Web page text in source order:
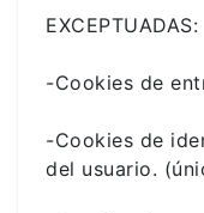
EXCEPTUADAS:
-Cookies de
-Cookies de
del usuario.